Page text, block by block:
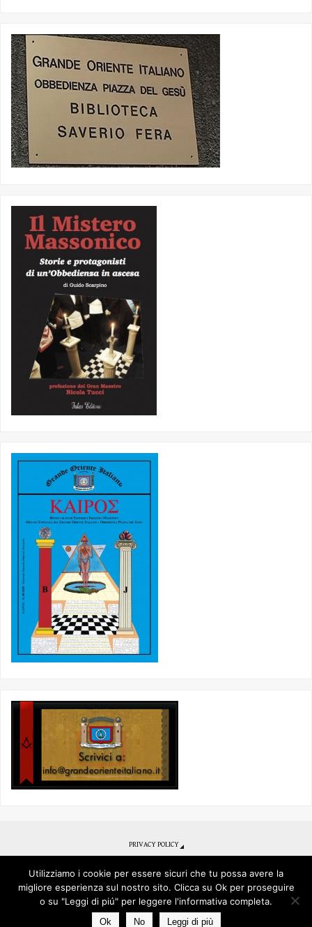
PRIVACY POLICY
Se desideri ottenere un primo contatto per diventare Libero Muratoreclicca qui
© 2017 - Grande Oriente Italiano - Obbedienza Piazza del Gesù
Utilizziamo i cookie per essere sicuri che tu possa avere la
migliore esperienza sul nostro sito. Clicca su Ok per proseguire
o su "Leggi di piú" per leggere l'informativa completa.
Ok No Leggi di più